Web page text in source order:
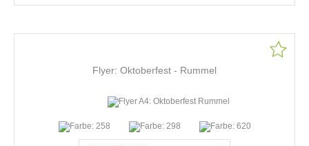
Flyer: Oktoberfest - Rummel